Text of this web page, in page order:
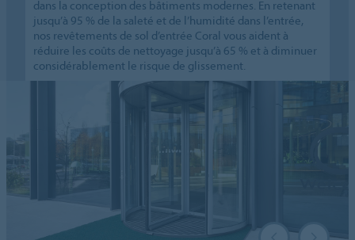
dans la conception des bâtiments modernes. En retenant
jusqu’à 95 % de la saleté et de l’humidité dans l’entrée,
nos revêtements de sol d’entrée Coral vous aident à
réduire les coûts de nettoyage jusqu’à 65 % et à diminuer
considérablement le risque de glissement.